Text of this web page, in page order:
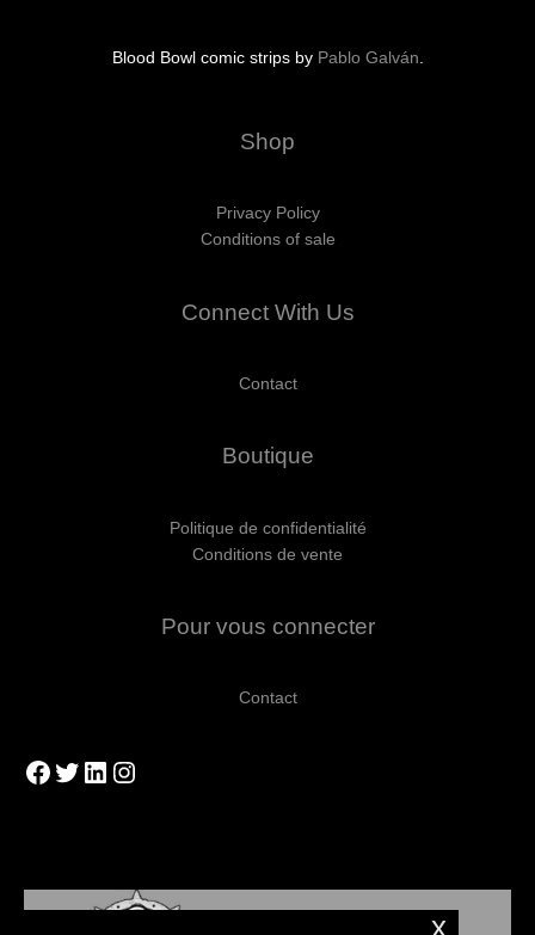
Blood Bowl comic strips by Pablo Galván
Shop
Privacy Policy
Conditions of sale
Connect With Us
Contact
Boutique
Politique de confidentialité
Conditions de vente
Pour vous connecter
Contact
Facebook
Twitter
LinkedIn
Instagram
x